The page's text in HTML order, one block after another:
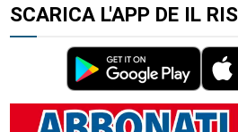
SCARICA L'APP DE IL